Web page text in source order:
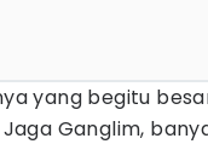
yang begitu
Ganglim,